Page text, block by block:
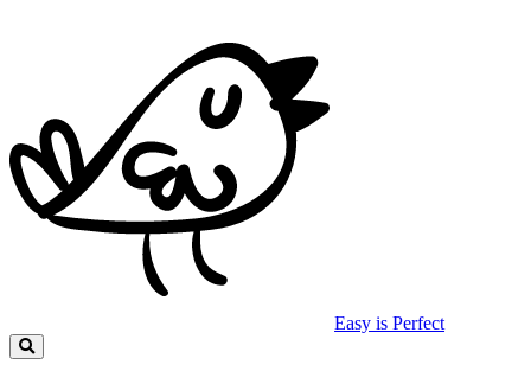
Easy is Perfect